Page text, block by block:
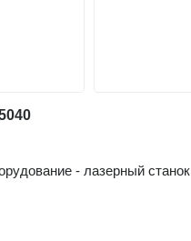
- лазерный станок